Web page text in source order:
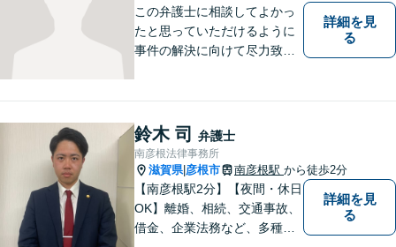
この弁護士に相談してよかっ
たと思っていただけるように
事件の解決に向けて尽力致し
詳細を見
る
鈴木 司 弁護士
南彦根法律事務所
滋賀県| 彦根市 南彦根駅 から徒歩2分
【南彦根駅2分】【夜間・休日
OK】離婚、相続、交通事故、
借金、企業法務など、多種多
詳細を見
る